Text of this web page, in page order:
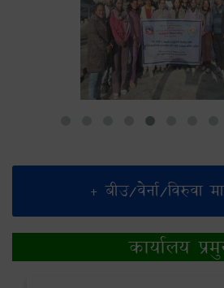
+ बीउ/वेर्ना/विरुवा
कार्यालय